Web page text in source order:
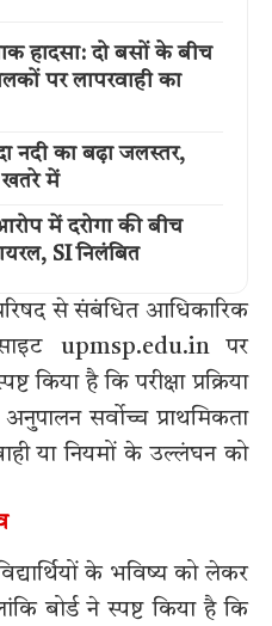
हादसा: दो बसों के बीच
पर लापरवाही का
नदी का बढ़ा जलस्तर,
खतरे में
में दरोगा की बीच
SI निलंबित
परिषद से संबंधित आधिकारिक
upmsp.edu.in पर
किया है कि परीक्षा प्रक्रिया
सर्वोच्च प्राथमिकता
या नियमों के उल्लंघन को
के भविष्य को लेकर
बोर्ड ने स्पष्ट किया है कि